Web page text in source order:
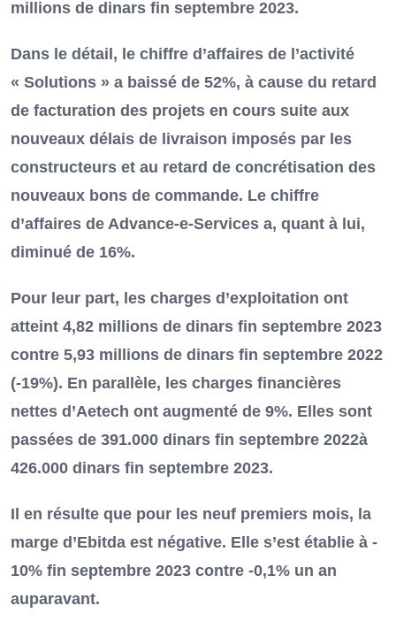
millions de dinars fin septembre 2023.
Dans le détail, le chiffre d’affaires de l’activité
« Solutions » a baissé de 52%, à cause du retard
de facturation des projets en cours suite aux
nouveaux délais de livraison imposés par les
constructeurs et au retard de concrétisation des
nouveaux bons de commande. Le chiffre
d’affaires de Advance‐e‐Services a, quant à lui,
diminué de 16%.
Pour leur part, les charges d’exploitation ont
atteint 4,82 millions de dinars fin septembre 2023
contre 5,93 millions de dinars fin septembre 2022
(-19%). En parallèle, les charges financières
nettes d’Aetech ont augmenté de 9%. Elles sont
passées de 391.000 dinars fin septembre 2022à
426.000 dinars fin septembre 2023.
Il en résulte que pour les neuf premiers mois, la
marge d’Ebitda est négative. Elle s’est établie à ‐
10% fin septembre 2023 contre ‐0,1% un an
auparavant.